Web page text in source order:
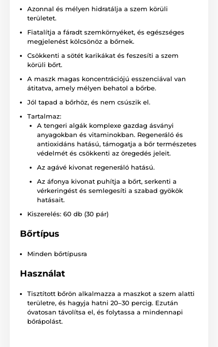
Azonnal és mélyen hidratálja a szem körüli
területet.
Fiatalítja a fáradt szemkörnyéket, és egészséges
megjelenést kölcsönöz a bőrnek.
Csökkenti a sötét karikákat és feszesíti a szem
körüli bőrt.
A maszk magas koncentrációjú esszenciával van
átitatva, amely mélyen behatol a bőrbe.
Jól tapad a bőrhöz, és nem csúszik el.
Tartalmaz:
A tengeri algák komplexe gazdag ásványi
anyagokban és vitaminokban. Regeneráló és
antioxidáns hatású, támogatja a bőr természetes
védelmét és csökkenti az öregedés jeleit.
Az agávé kivonat regeneráló hatású.
Az áfonya kivonat puhítja a bőrt, serkenti a
vérkeringést és semlegesíti a szabad gyökök
hatásait.
Kiszerelés: 60 db (30 pár)
Bőrtípus
Minden bőrtípusra
Használat
Tisztított bőrön alkalmazza a maszkot a szem alatti
területre, és hagyja hatni 20–30 percig. Ezután
óvatosan távolítsa el, és folytassa a mindennapi
bőrápolást.